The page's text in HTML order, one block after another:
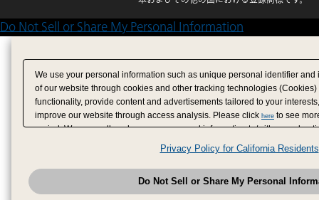
Do Not Sell or Share My Personal Information
We use your personal information such as unique personal identifier
of our website through cookies and other tracking technologies
functionality, provide content and advertisements tailored to your
improve our website through access analysis. Please click here to see
period. We may sell or share your personal information to/with our
analytics service partners. These partners may combine the data shared
have provided to them or that they have collected from your use of their
analyze and optimize advertisements delivered to you by businesses
have the right to opt out of sale or share of your personal information by
to exercise your right. If we have detected an opt-out
Privacy Policy for California Residents
Do Not Sell or Share My Personal